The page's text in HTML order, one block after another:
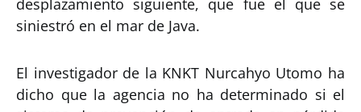
desplazamiento siguiente, que fue el que se
siniestró en el mar de Java.
El investigador de la KNKT Nurcahyo Utomo ha
dicho que la agencia no ha determinado si el